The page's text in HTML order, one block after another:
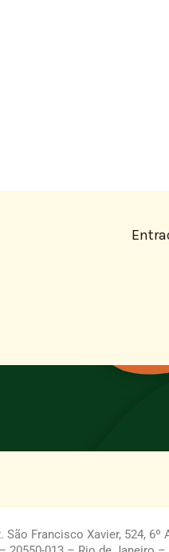
São Francisco Xavier, 524, 6º